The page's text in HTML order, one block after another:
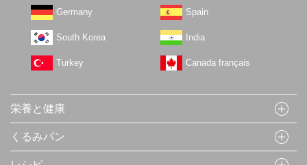
Germany Spain
South Korea India
Turkey Canada français
栄養と健康
くるみパン